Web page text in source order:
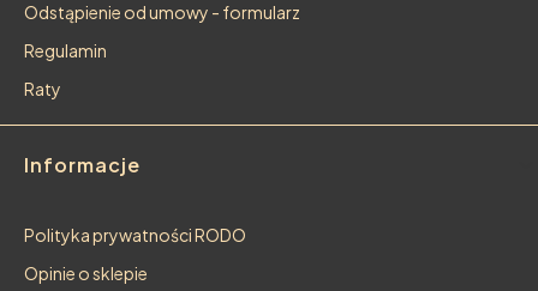
Odstąpienie od umowy - formularz
Regulamin
Raty
Informacje
Polityka prywatności RODO
Opinie o sklepie